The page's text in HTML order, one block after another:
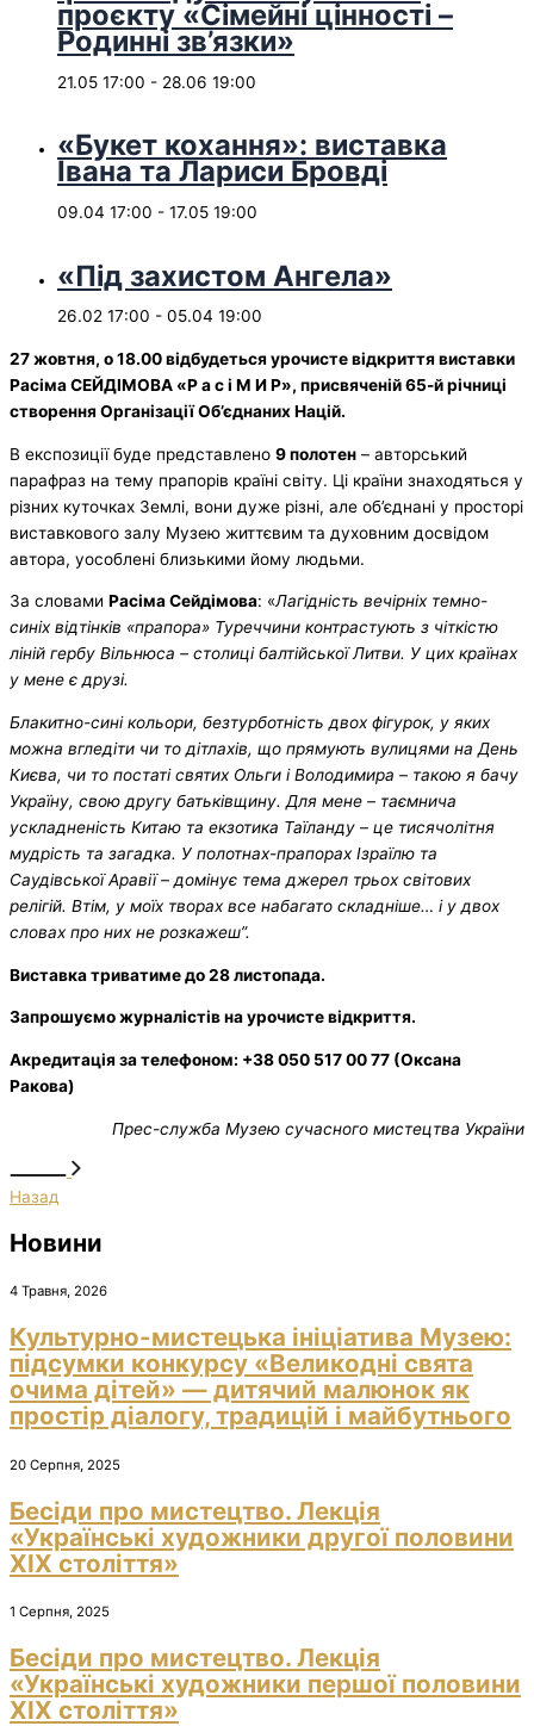
проєкту «Сімейні цінності –
Родинні зв’язки»
21.05 17:00 - 28.06 19:00
«Букет кохання»: виставка
Івана та Лариси Бровді
09.04 17:00 - 17.05 19:00
«Під захистом Ангела»
26.02 17:00 - 05.04 19:00
27 жовтня, о 18.00 відбудеться урочисте відкриття виставки
Расіма СЕЙДІМОВА «Р а с і М И Р», присвяченій 65-й річниці
створення Організації Об’єднаних Націй.
В експозиції буде представлено 9 полотен – авторський
парафраз на тему прапорів країні світу. Ці країни знаходяться у
різних куточках Землі, вони дуже різні, але об’єднані у просторі
виставкового залу Музею життєвим та духовним досвідом
автора, уособлені близькими йому людьми.
За словами Расіма Сейдімова: «Лагідність вечірніх темно-
синіх відтінків «прапора» Туреччини контрастують з чіткістю
ліній гербу Вільнюса – столиці балтійської Литви. У цих країнах
у мене є друзі.
Блакитно-сині кольори, безтурботність двох фігурок, у яких
можна вгледіти чи то дітлахів, що прямують вулицями на День
Києва, чи то постаті святих Ольги і Володимира – такою я бачу
Україну, свою другу батьківщину. Для мене – таємнича
ускладненість Китаю та екзотика Таїланду – це тисячолітня
мудрість та загадка. У полотнах-прапорах Ізраїлю та
Саудівської Аравії – домінує тема джерел трьох світових
релігій. Втім, у моїх творах все набагато складніше… і у двох
словах про них не розкажеш”.
Виставка триватиме до 28 листопада.
Запрошуємо журналістів на урочисте відкриття.
Акредитація за телефоном: +38 050 517 00 77 (Оксана
Ракова)
Прес-служба Музею сучасного мистецтва України
Назад
Новини
4 Травня, 2026
Культурно-мистецька ініціатива Музею:
підсумки конкурсу «Великодні свята
очима дітей» — дитячий малюнок як
простір діалогу, традицій і майбутнього
20 Серпня, 2025
Бесіди про мистецтво. Лекція
«Українські художники другої половини
ХІХ століття»
1 Серпня, 2025
Бесіди про мистецтво. Лекція
«Українські художники першої половини
ХІХ століття»